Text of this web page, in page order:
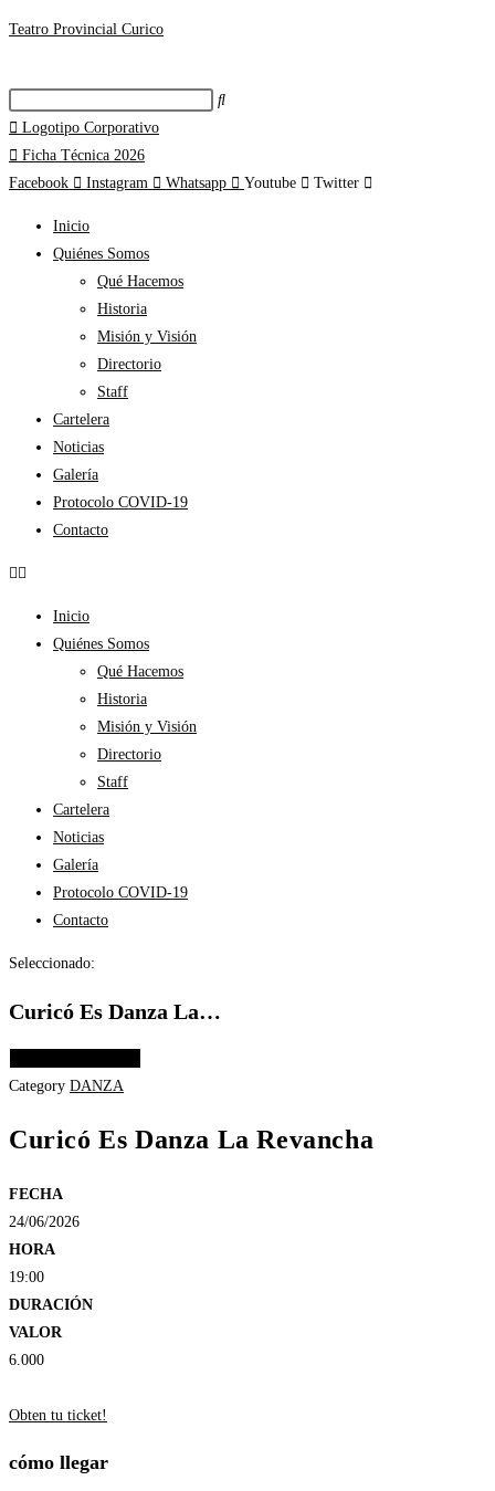
Teatro Provincial Curico
Logotipo Corporativo
Ficha Técnica 2026
Facebook
Instagram Whatsapp Youtube Twitter
Inicio
Quiénes Somos
Qué Hacemos
Historia
Misión y Visión
Directorio
Staff
Cartelera
Noticias
Galería
Protocolo COVID-19
Contacto
Inicio
Quiénes Somos
Qué Hacemos
Historia
Misión y Visión
Directorio
Staff
Cartelera
Noticias
Galería
Protocolo COVID-19
Contacto
Seleccionado:
Curicó Es Danza La…
Category DANZA
Curicó Es Danza La Revancha
FECHA
24/06/2026
HORA
19:00
DURACIÓN
VALOR
6.000
Obten tu ticket!
cómo llegar